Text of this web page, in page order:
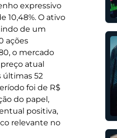
expressivo
10,48%. O ativo
de um
ações
o mercado
atual
últimas 52
foi de R$
do papel,
positiva,
relevante no